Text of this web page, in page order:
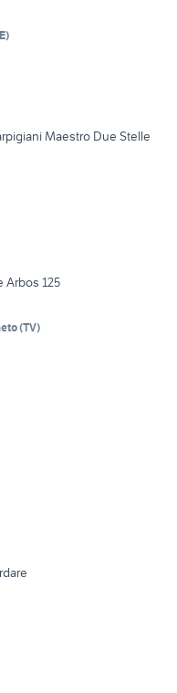
)
Maestro Due Stelle
Arbos 125
(TV)